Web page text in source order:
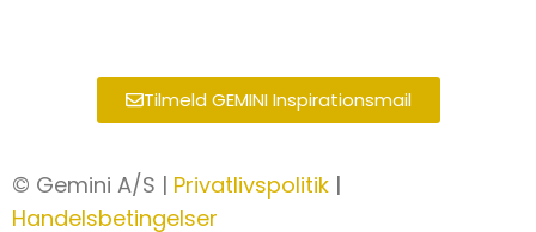
Tilmeld GEMINI Inspirationsmail
© Gemini A/S | Privatlivspolitik |
Handelsbetingelser